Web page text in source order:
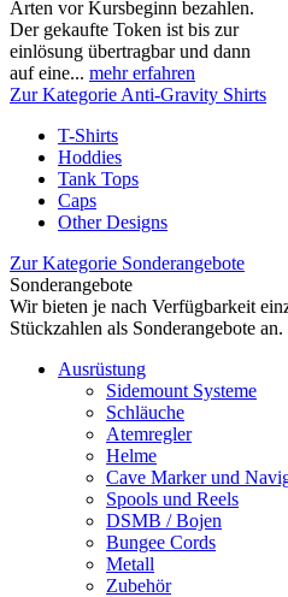
Arten vor Kursbeginn bezahlen.
Der gekaufte Token ist bis zur
einlösung übertragbar und dann
auf eine... mehr erfahren
Zur Kategorie Anti-Gravity Shirts
T-Shirts
Hoddies
Tank Tops
Caps
Other Designs
Zur Kategorie Sonderangebote
Sonderangebote
Wir bieten je nach Verfügbarkeit
Stückzahlen als Sonderangebote an.
Ausrüstung
Sidemount Systeme
Schläuche
Atemregler
Helme
Cave Marker und
Spools und Reels
DSMB / Bojen
Bungee Cords
Metall
Zubehör